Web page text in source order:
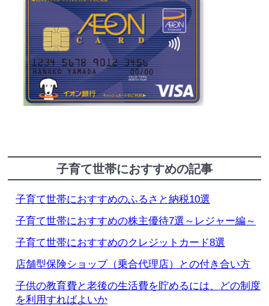
子育て世帯におすすめの記事
子育て世帯におすすめのふるさと納税10選
子育て世帯におすすめの株主優待7選～レジャー編～
子育て世帯におすすめのクレジットカード8選
店舗型保険ショップ（乗合代理店）との付き合い方
子供の教育費と老後の生活費を貯めるには、どの制度
を利用すればよいか